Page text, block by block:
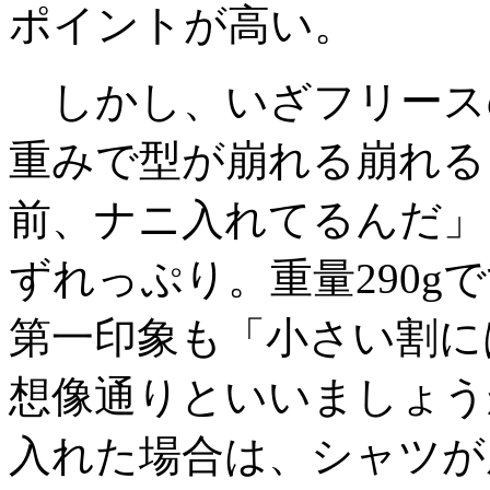
ポイントが高い。
しかし、いざフリー
重みで型が崩れる崩れ
前、ナニ入れてるんだ
ずれっぷり。重量290g
第一印象も「小さい割
想像通りといいましょ
入れた場合は、シャツ